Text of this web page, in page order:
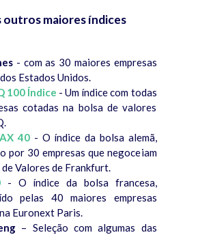
outros maiores índices
- com as 30 maiores empresas
Estados Unidos.
100 Índice - Um índice com todas
cotadas na bolsa de valores
40 - O índice da bolsa alemã,
por 30 empresas que negoceiam
Valores de Frankfurt.
- O índice da bolsa francesa,
pelas 40 maiores empresas
Euronext Paris.
– Seleção com algumas das